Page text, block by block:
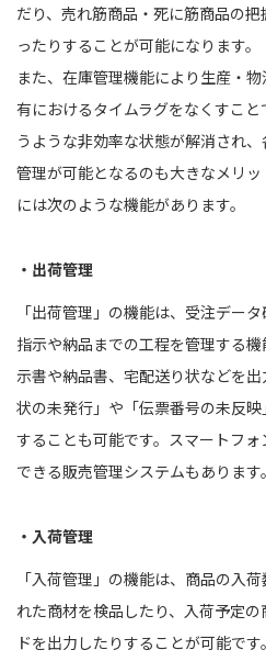
だり、売れ筋商品・死に筋商品の
ったりすることが可能になります。
また、在庫管理機能により生産・
有におけるタイムラグをなくすこ
うような非効率な状態が解消され
管理が可能となるのも大きなメリ
には次のような機能があります。
・出荷管理
「出荷管理」の機能は、受注デー
指示や納品までの工程を管理する
示書や納品書、宅配送り状などを
状の未発行」や「伝票番号の未反
することも可能です。スマートフ
できる販売管理システムもあります。
・入荷管理
「入荷管理」の機能は、商品の入
れた商材を検品したり、入荷予定
ドを出力したりすることが可能で